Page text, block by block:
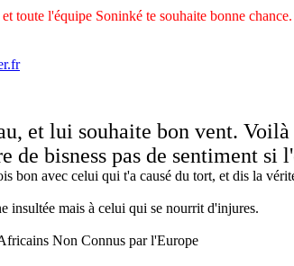
toute l'équipe Soninké te souhaite bonne chance.
et lui souhaite bon vent. Voilà
de bisness pas de sentiment si
bon avec celui qui t'a causé du tort, et dis la
insultée mais à celui qui se nourrit d'injures.
Non Connus par l'Europe